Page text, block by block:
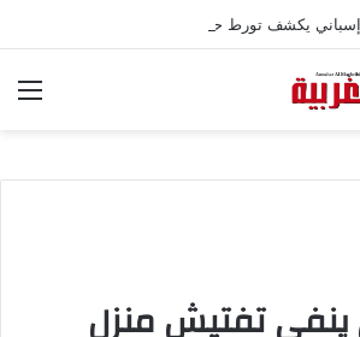
ينفي تفتيش منزل